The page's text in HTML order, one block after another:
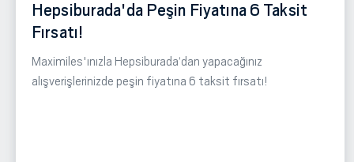
Hepsiburada'da Peşin Fiyatına 6 Taksit
Fırsatı!
Maximiles'ınızla Hepsiburada‘dan yapacağınız
alışverişlerinizde peşin fiyatına 6 taksit fırsatı!